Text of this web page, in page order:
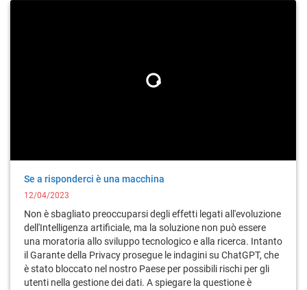
Se a risponderci è una macchina
12/04/2023
Non è sbagliato preoccuparsi degli effetti legati all'evoluzione
dell'Intelligenza artificiale, ma la soluzione non può essere
una moratoria allo sviluppo tecnologico e alla ricerca. Intanto
il Garante della Privacy prosegue le indagini su ChatGPT, che
è stato bloccato nel nostro Paese per possibili rischi per gli
utenti nella gestione dei dati. A spiegare la questione è